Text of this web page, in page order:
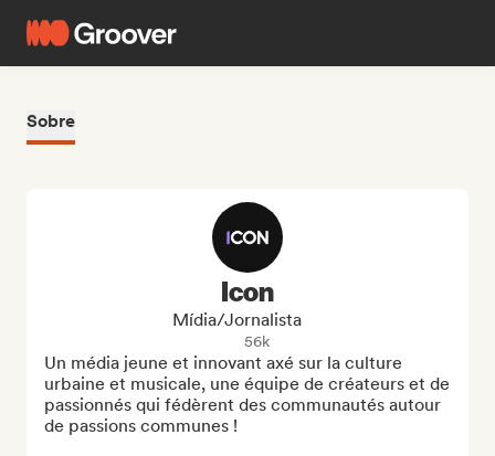
Sobre
Icon
Mídia/Jornalista
56k
Un média jeune et innovant axé sur la culture
urbaine et musicale, une équipe de créateurs et de
passionnés qui fédèrent des communautés autour
de passions communes !